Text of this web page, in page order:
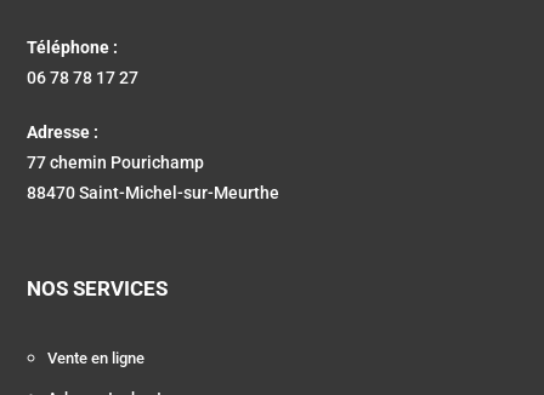
Téléphone :
06 78 78 17 27
Adresse :
77 chemin Pourichamp
88470 Saint-Michel-sur-Meurthe
NOS SERVICES
Vente en ligne